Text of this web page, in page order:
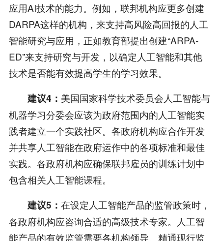
应用AI技术的能力。例如，联邦机构应更多创建
DARPA这样的机构，来支持高风险高回报的人工
智能研究与应用，正如教育部提出创建“ARPA-
ED”来支持研究与开发，以确定人工智能和其他
技术是否能有效提高学生的学习效果。
建议4： 美国国家科学技术委员会人工智能与
机器学习分委会应该为政府范围内的人工智能实
践者建立一个实践社区。各政府机构应合作开发
并共享人工智能在政府运作中的各项标准和最佳
实践。各政府机构应确保联邦雇员的训练计划中
包含相关人工智能课程。
建议5： 在设定人工智能产品的监管政策时，
各政府机构应咨询合适的高级技术专家。人工智
能产品的有效监管需要各机构领导、精通现行监